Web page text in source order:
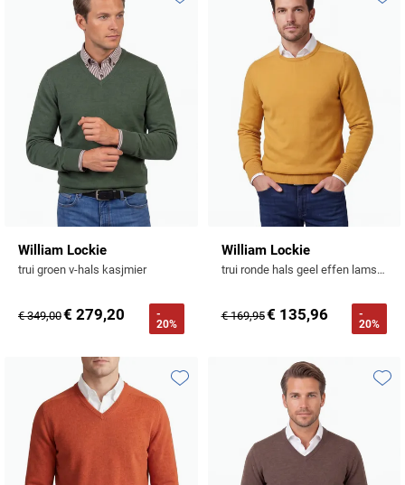
Profuomo
Seidensticker
State of Art
Tommy Hilfiger
Vanguard
Replay
Reset
Roy Robson
Schiesser
Seidensticker
Slater
Superdry
Thomas Maine
Tommy Hilfiger
Tramarossa
William Lockie
trui groen v-hals kasjmier
€ 349,00€ 279,20
-
20%
Toevoegen aan favorieten
William Lockie
trui ronde hals geel effen lamswol
€ 169,95€ 135,96
-
20%
Toevoegen aan favorieten